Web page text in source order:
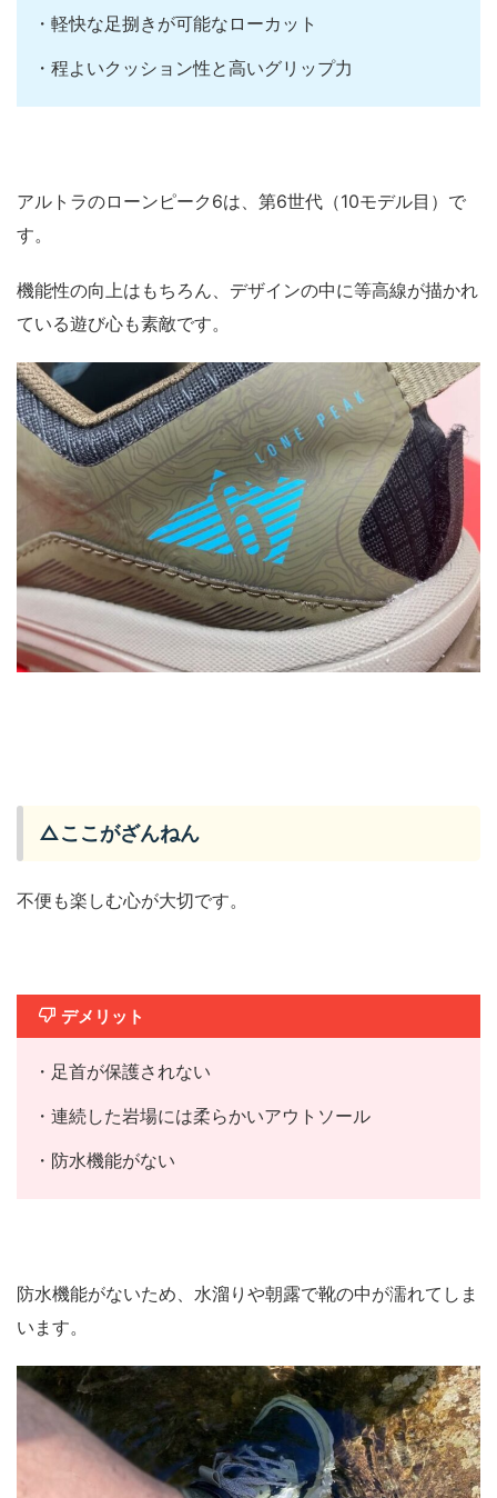
・軽快な足捌きが可能なローカット
・程よいクッション性と高いグリップ力
アルトラのローンピーク6は、第6世代（10モデル目）で
す。
機能性の向上はもちろん、デザインの中に等高線が描かれ
ている遊び心も素敵です。
△ここがざんねん
不便も楽しむ心が大切です。
デメリット
・足首が保護されない
・連続した岩場には柔らかいアウトソール
・防水機能がない
防水機能がないため、水溜りや朝露で靴の中が濡れてしま
います。